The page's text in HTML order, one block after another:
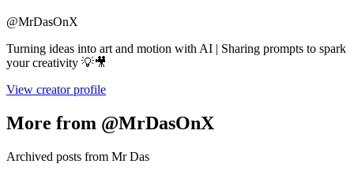
@MrDasOnX
Turning ideas into art and motion with AI | Sharing prompts to spark
your creativity 💡🎥
View creator profile
More from @MrDasOnX
Archived posts from Mr Das